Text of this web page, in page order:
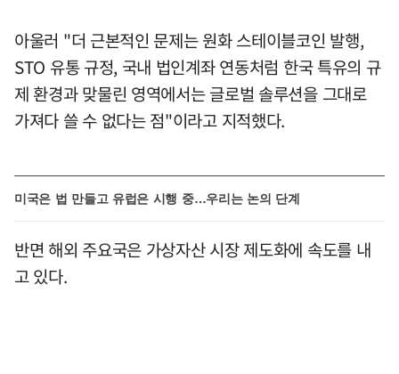
아울러 "더 근본적인 문제는 원화 스테이블코인 발행,
STO 유통 규정, 국내 법인계좌 연동처럼 한국 특유의 규
제 환경과 맞물린 영역에서는 글로벌 솔루션을 그대로
가져다 쓸 수 없다는 점"이라고 지적했다.
미국은 법 만들고 유럽은 시행 중…우리는 논의 단계
반면 해외 주요국은 가상자산 시장 제도화에 속도를 내
고 있다.